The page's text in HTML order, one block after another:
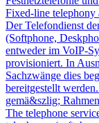
Fixed-line telephony
Der Telefondienst
(Softphone,
entweder im VoIP-
provisioniert. In
Sachzwänge dies
bereitgestellt
gemä&szlig;
The telephone